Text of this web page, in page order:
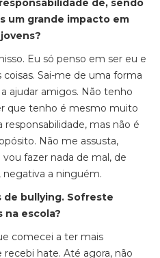
de, sendo
um grande impacto em
Eu só penso em ser eu e
Sai-me de uma forma
ajudar amigos. Não tenho
que tenho é mesmo muito
mas não é
Não me assusta,
fazer nada de mal, de
a ninguém.
de bullying. Sofreste
na escola?
comecei a ter mais
recebi hate. Até agora, não